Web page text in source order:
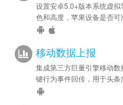
设置安卓5.0+版本系统虚
色和高度，苹果设备是否可
移动数据上报
集成第三方巨量引擎移动
键行为事件回传，用于头条